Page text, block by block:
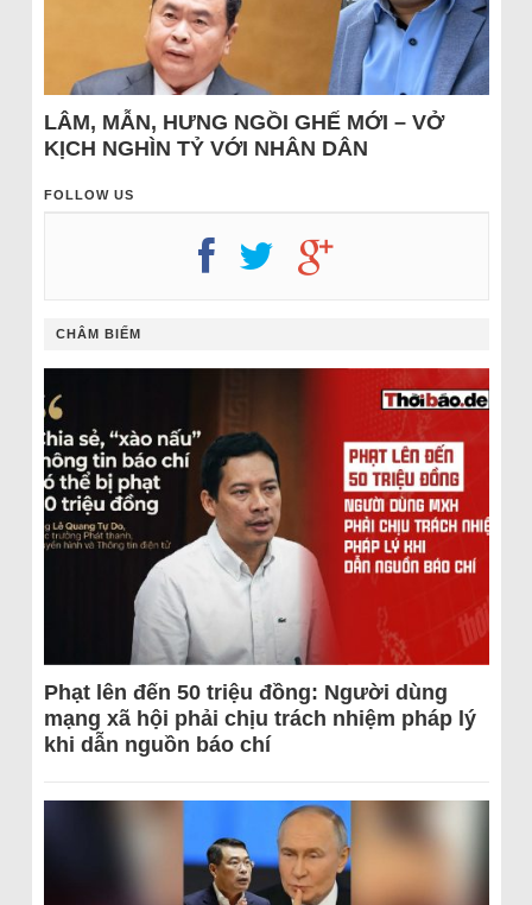
LÂM, MẪN, HƯNG NGỒI GHẾ MỚI – VỞ
KỊCH NGHÌN TỶ VỚI NHÂN DÂN
FOLLOW US
CHÂM BIẾM
Phạt lên đến 50 triệu đồng: Người dùng
mạng xã hội phải chịu trách nhiệm pháp lý
khi dẫn nguồn báo chí